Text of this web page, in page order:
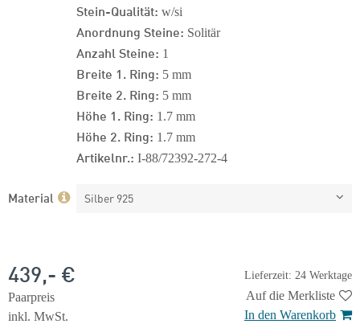
Stein-Qualität: w/si
Anordnung Steine: Solitär
Anzahl Steine: 1
Breite 1. Ring: 5 mm
Breite 2. Ring: 5 mm
Höhe 1. Ring: 1.7 mm
Höhe 2. Ring: 1.7 mm
Artikelnr.: I-88/72392-272-4
Material Silber 925
Lieferzeit: 24 Werktage
439,- €
Paarpreis
inkl. MwSt.
Auf die Merkliste
In den Warenkorb